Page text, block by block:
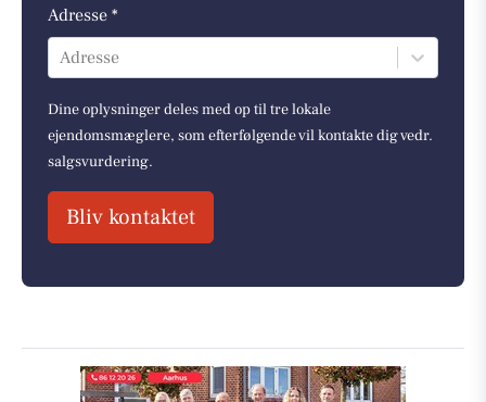
Adresse *
Adresse
Dine oplysninger deles med op til tre lokale
ejendomsmæglere, som efterfølgende vil kontakte dig vedr.
salgsvurdering.
Bliv kontaktet